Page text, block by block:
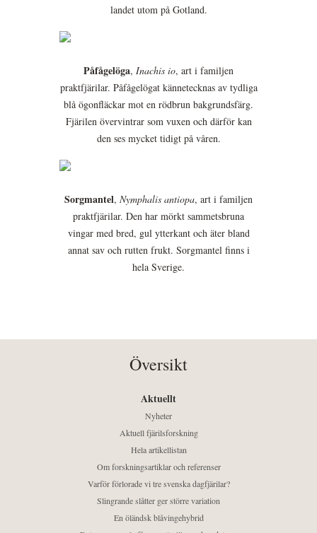
landet utom på Gotland.
Påfågelöga, Inachis io, art i familjen
praktfjärilar. Påfågelögat kännetecknas av tydliga
blå ögonfläckar mot en rödbrun bakgrundsfärg.
Fjärilen övervintrar som vuxen och därför kan
den ses mycket tidigt på våren.
Sorgmantel, Nymphalis antiopa, art i familjen
praktfjärilar. Den har mörkt sammetsbruna
vingar med bred, gul ytterkant och äter bland
annat sav och rutten frukt. Sorgmantel finns i
hela Sverige.
Översikt
Aktuellt
Nyheter
Aktuell fjärilsforskning
Hela artikellistan
Om forskningsartiklar och referenser
Varför förlorade vi tre svenska dagfjärilar?
Slingrande slåtter ger större variation
En öländsk blåvingehybrid